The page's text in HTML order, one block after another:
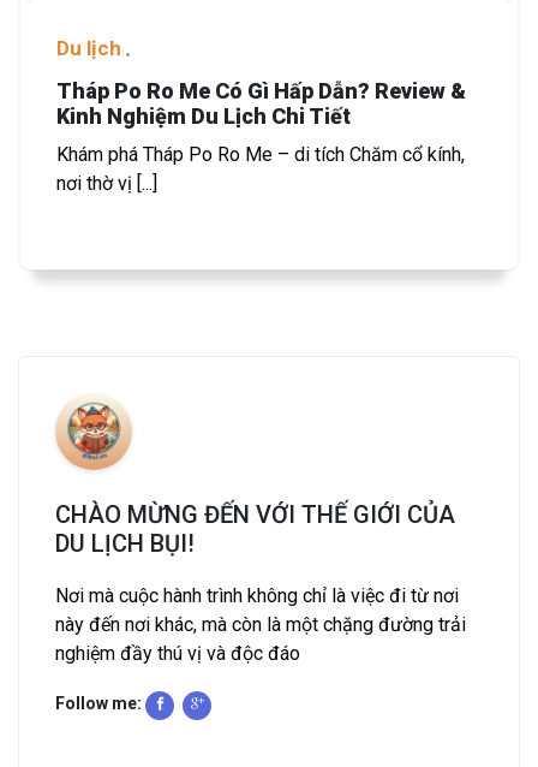
Du lịch
Tháp Po Ro Me Có Gì Hấp Dẫn? Review &
Kinh Nghiệm Du Lịch Chi Tiết
Khám phá Tháp Po Ro Me – di tích Chăm cổ kính,
nơi thờ vị [...]
CHÀO MỪNG ĐẾN VỚI THẾ GIỚI CỦA
DU LỊCH BỤI!
Nơi mà cuộc hành trình không chỉ là việc đi từ nơi
này đến nơi khác, mà còn là một chặng đường trải
nghiệm đầy thú vị và độc đáo
Follow me: